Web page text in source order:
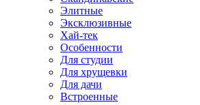
Элитные
Эксклюзивные
Хай-тек
Особенности
Для студии
Для хрущевки
Для дачи
Встроенные